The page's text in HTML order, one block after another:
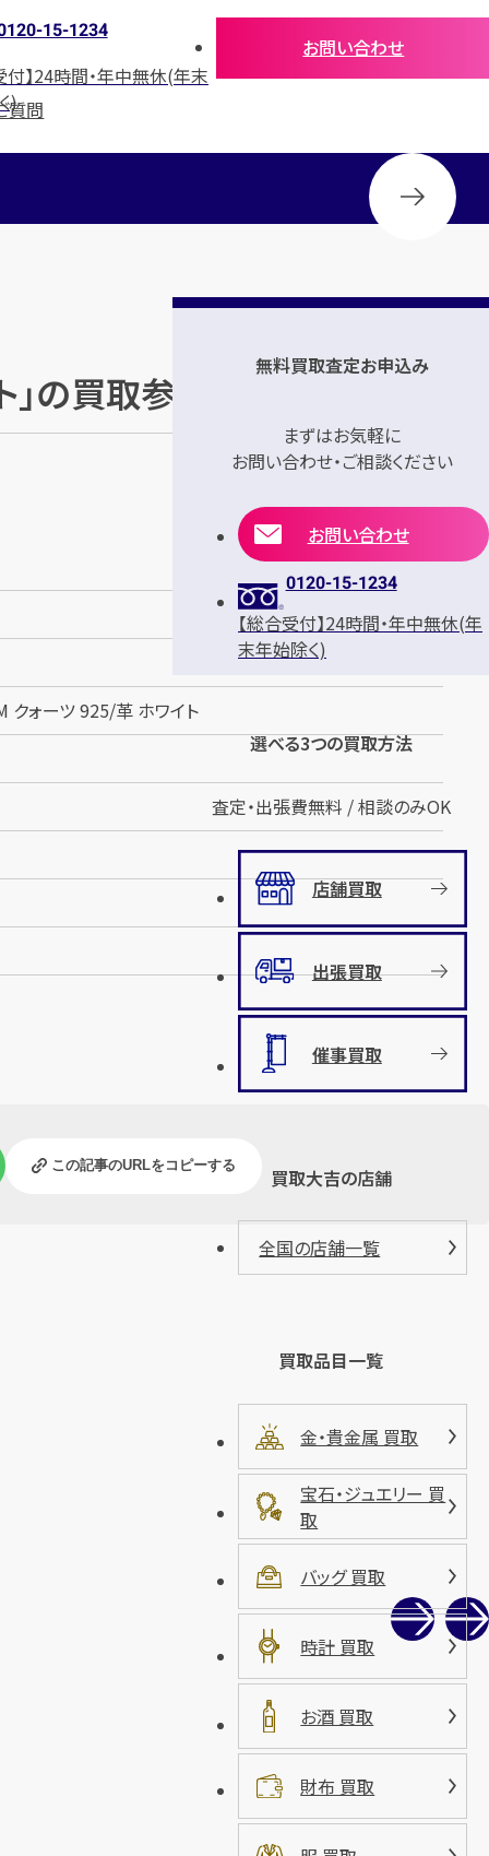
15-1234
付】24時間・年中無休(年末
)
お問い合わせ
質問
の買取参考価格
クォーツ 925/革 ホワイト
この記事のURLをコピーする
無料買取査定お申込み
まずはお気軽に
お問い合わせ・ご相談ください
お問い合わせ
0120-15-1234
【総合受付】24時間・年中無休(年
末年始除く)
選べる3つの買取方法
査定・出張費無料 / 相談のみOK
店舗買取
出張買取
催事買取
買取大吉の店舗
全国の店舗一覧
買取品目一覧
金・貴金属 買取
宝石・ジュエリー 買
取
バッグ 買取
時計 買取
お酒 買取
財布 買取